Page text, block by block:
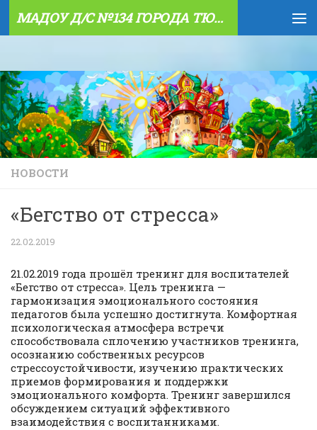
Skip to content МАДОУ Д/С №134 ГОРОДА ТЮМЕНИ
НОВОСТИ
«Бегство от стресса»
22.02.2019
21.02.2019 года прошёл тренинг для воспитателей
«Бегство от стресса». Цель тренинга —
гармонизация эмоционального состояния
педагогов была успешно достигнута. Комфортная
психологическая атмосфера встречи
способствовала сплочению участников тренинга,
осознанию собственных ресурсов
стрессоустойчивости, изучению практических
приемов формирования и поддержки
эмоционального комфорта. Тренинг завершился
обсуждением ситуаций эффективного
взаимодействия с воспитанниками.